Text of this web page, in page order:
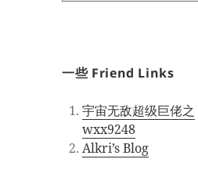
一些 Friend Links
宇宙无敌超级巨佬之
wxx9248
Alkri’s Blog